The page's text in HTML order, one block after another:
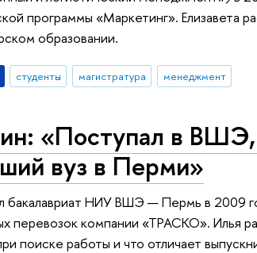
программы «Маркетинг». Елизавета
образовании.
студенты магистратура менеджмент
«Поступал в
вуз в Перми»
бакалавриат НИУ ВШЭ — Пермь в 2009
перевозок компании «ТРАСКО». Илья
поиске работы и что отличает